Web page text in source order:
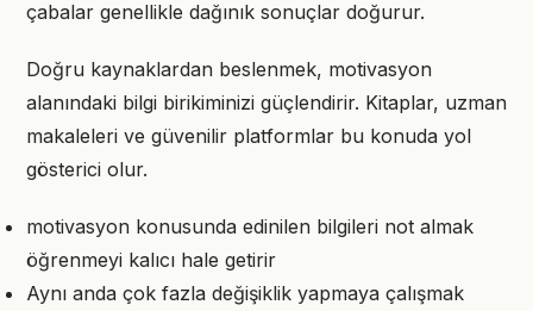
çabalar genellikle dağınık sonuçlar doğurur.
Doğru kaynaklardan beslenmek, motivasyon
alanındaki bilgi birikiminizi güçlendirir. Kitaplar, uzman
makaleleri ve güvenilir platformlar bu konuda yol
gösterici olur.
motivasyon konusunda edinilen bilgileri not almak
öğrenmeyi kalıcı hale getirir
Aynı anda çok fazla değişiklik yapmaya çalışmak